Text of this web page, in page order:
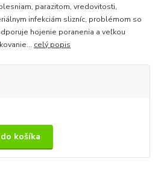
parazitom, vredovitosti,
infekciám slizníc, problémom so
hojenie poranenia a veľkou
celý popis
košíka